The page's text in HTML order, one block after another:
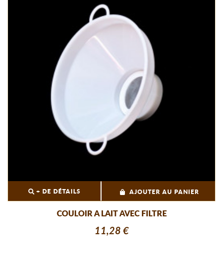
+ DE DÉTAILS AJOUTER AU PANIER
COULOIR A LAIT AVEC FILTRE
11,28 €